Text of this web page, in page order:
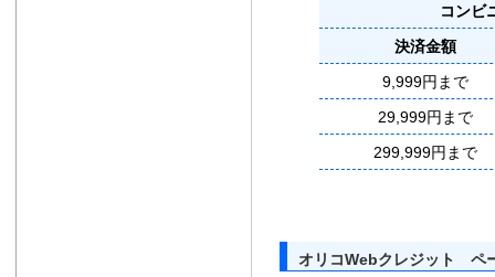
コンビ
決済金額
9,999円まで
29,999円まで
299,999円まで
オリコWebクレジット ペ